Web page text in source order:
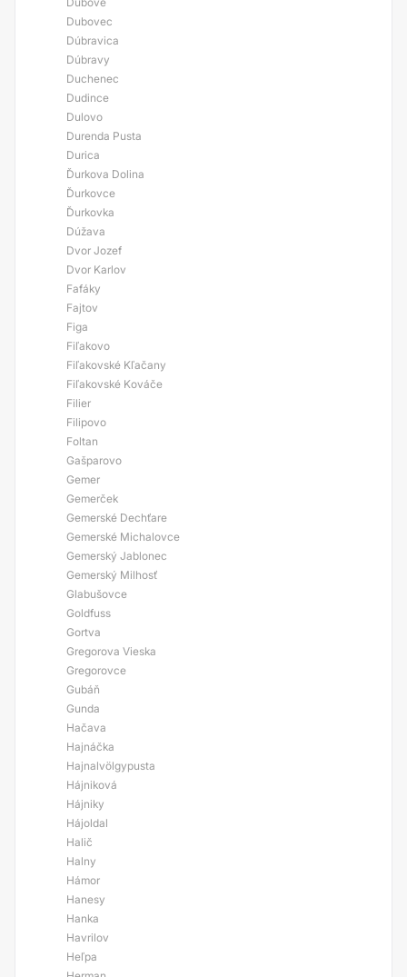
Dubovec
Dúbravica
Dúbravy
Duchenec
Dudince
Dulovo
Durenda Pusta
Durica
Ďurkova Dolina
Ďurkovce
Ďurkovka
Dúžava
Dvor Jozef
Dvor Karlov
Fafáky
Fajtov
Figa
Fiľakovo
Fiľakovské Kľačany
Fiľakovské Kováče
Filier
Filipovo
Foltan
Gašparovo
Gemer
Gemerček
Gemerské Dechťare
Gemerské Michalovce
Gemerský Jablonec
Gemerský Milhosť
Glabušovce
Goldfuss
Gortva
Gregorova Vieska
Gregorovce
Gubáň
Gunda
Hačava
Hajnáčka
Hajnalvölgypusta
Hájniková
Hájniky
Hájoldal
Halič
Halny
Hámor
Hanesy
Hanka
Havrilov
Heľpa